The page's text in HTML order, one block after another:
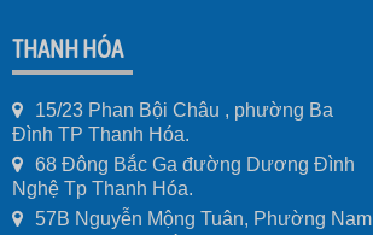
THANH HÓA
15/23 Phan Bội Châu , phường Ba
Đình TP Thanh Hóa.
68 Đông Bắc Ga đường Dương Đình
Nghệ Tp Thanh Hóa.
57B Nguyễn Mộng Tuân, Phường Nam